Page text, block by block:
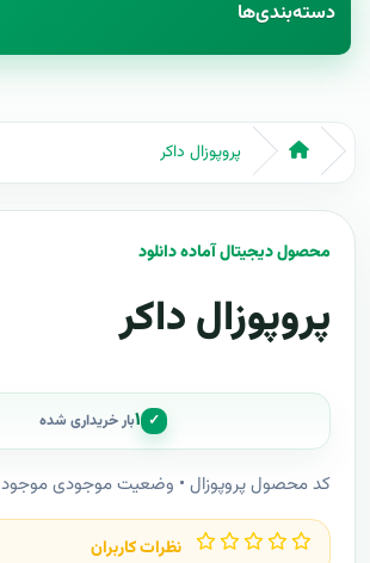
دسته‌بندی‌ها
پروپوزال داکر
محصول دیجیتال آماده دانلود
پروپوزال داکر
✓ ۱بار خریداری شده
کد محصول پروپوزال • وضعیت موجودی موجود
نظرات کاربران